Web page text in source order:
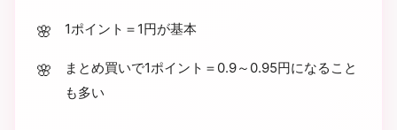
1ポイント＝1円が基本
まとめ買いで1ポイント＝0.9～0.95円になること
も多い